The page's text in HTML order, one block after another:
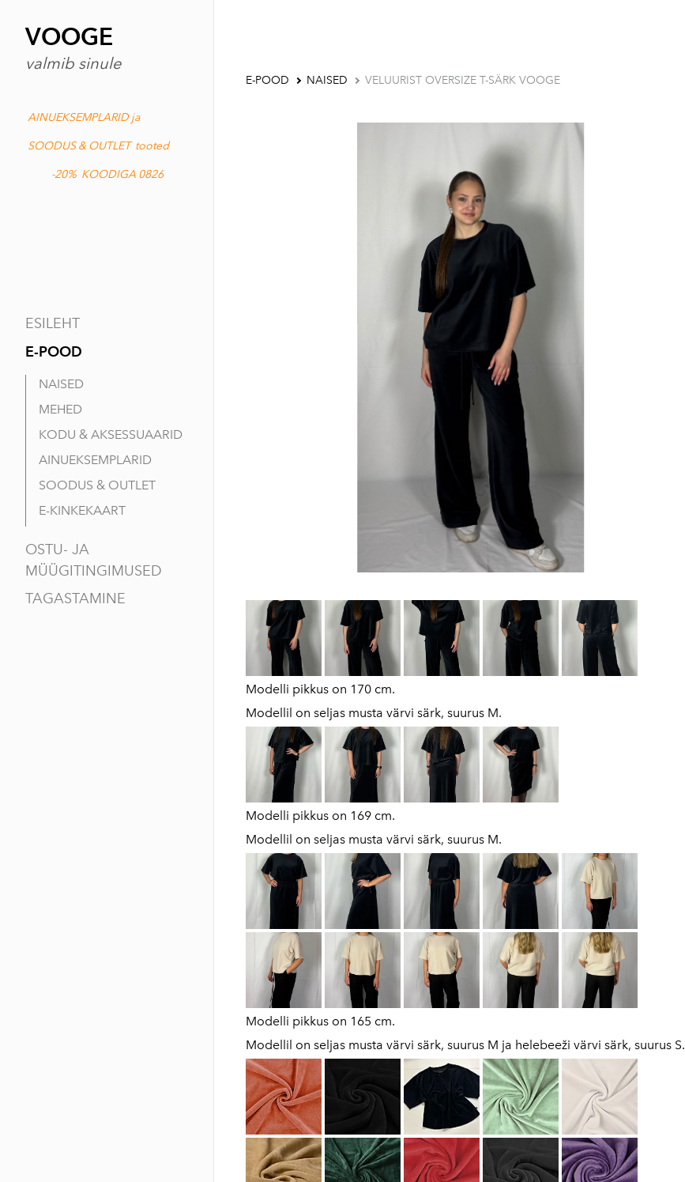
VOOGE
valmib sinule
AINUEKSEMPLARID ja
SOODUS & OUTLET tooted
-20% KOODIGA 0826
ESILEHT
E-POOD
NAISED
MEHED
KODU & AKSESSUAARID
AINUEKSEMPLARID
SOODUS & OUTLET
E-KINKEKAART
OSTU- JA
MÜÜGITINGIMUSED
TAGASTAMINE
E-POOD NAISED VELUURIST OVERSIZE T-SÄRK VOOGE
Modelli pikkus on 170 cm.
Modellil on seljas musta värvi särk, suurus M.
Modelli pikkus on 169 cm.
Modellil on seljas musta värvi särk, suurus M.
Modelli pikkus on 165 cm.
Modellil on seljas musta värvi särk, suurus M ja helebeeži värvi särk, suurus S.